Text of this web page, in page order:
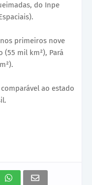
do Inpe
primeiros nove
(55 mil km²), Pará
ao estado